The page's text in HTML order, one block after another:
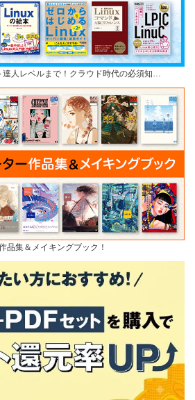
達人レベルまで！クラウド時代の必須知…
品集＆メイキングブック！